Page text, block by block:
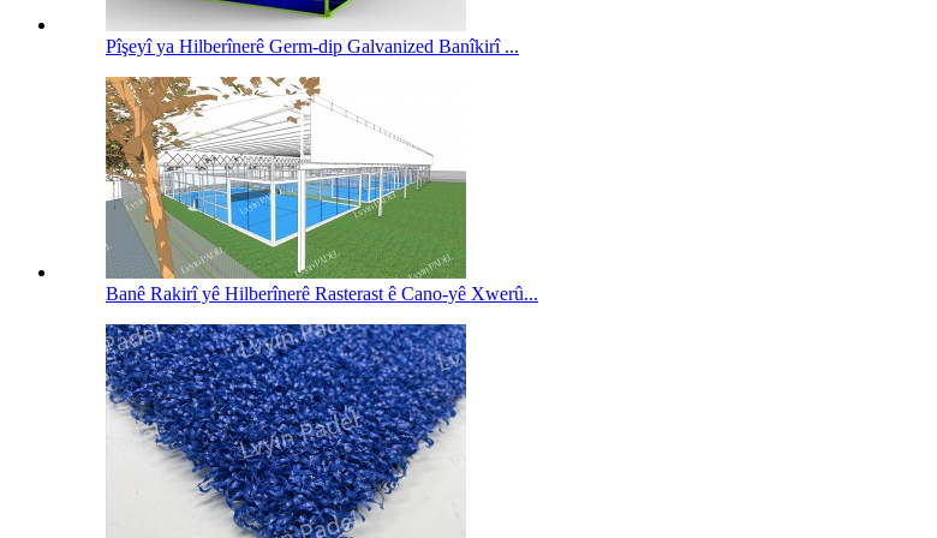
Pîşeyî ya Hilberînerê Germ-dip Galvanized Banîkirî ...
Banê Rakirî yê Hilberînerê Rasterast ê Cano-yê Xwerû...